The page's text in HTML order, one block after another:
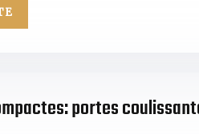
portes